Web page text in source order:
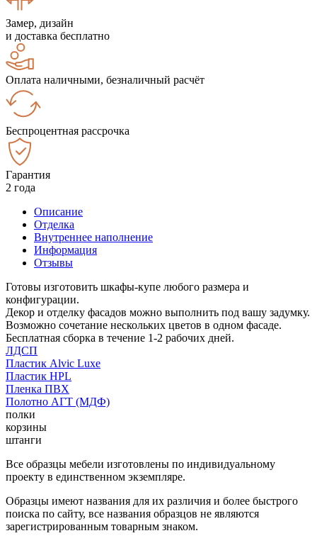
Замер, дизайн
и доставка бесплатно
Оплата наличными, безналичный расчёт
Беспроцентная рассрочка
Гарантия
2 года
Описание
Отделка
Внутреннее наполнение
Информация
Отзывы
Готовы изготовить шкафы-купе любого размера и
конфигурации.
Декор и отделку фасадов можно выполнить под вашу задумку.
Возможно сочетание нескольких цветов в одном фасаде.
Бесплатная сборка в течение 1-2 рабочих дней.
ЛДСП
Пластик Alvic Luxe
Пластик HPL
Пленка ПВХ
Полотно АГТ (МДФ)
полки
корзины
штанги
Все образцы мебели изготовлены по индивидуальному
проекту в единственном экземпляре.
Образцы имеют названия для их различия и более быстрого
поиска по сайту, все названия образцов не являются
зарегистрированным товарным знаком.